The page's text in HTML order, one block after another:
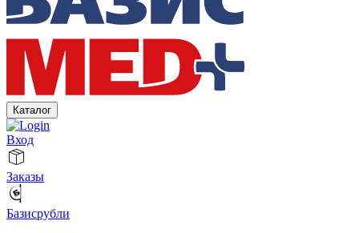
Каталог
Вход
Заказы
Базисрубли